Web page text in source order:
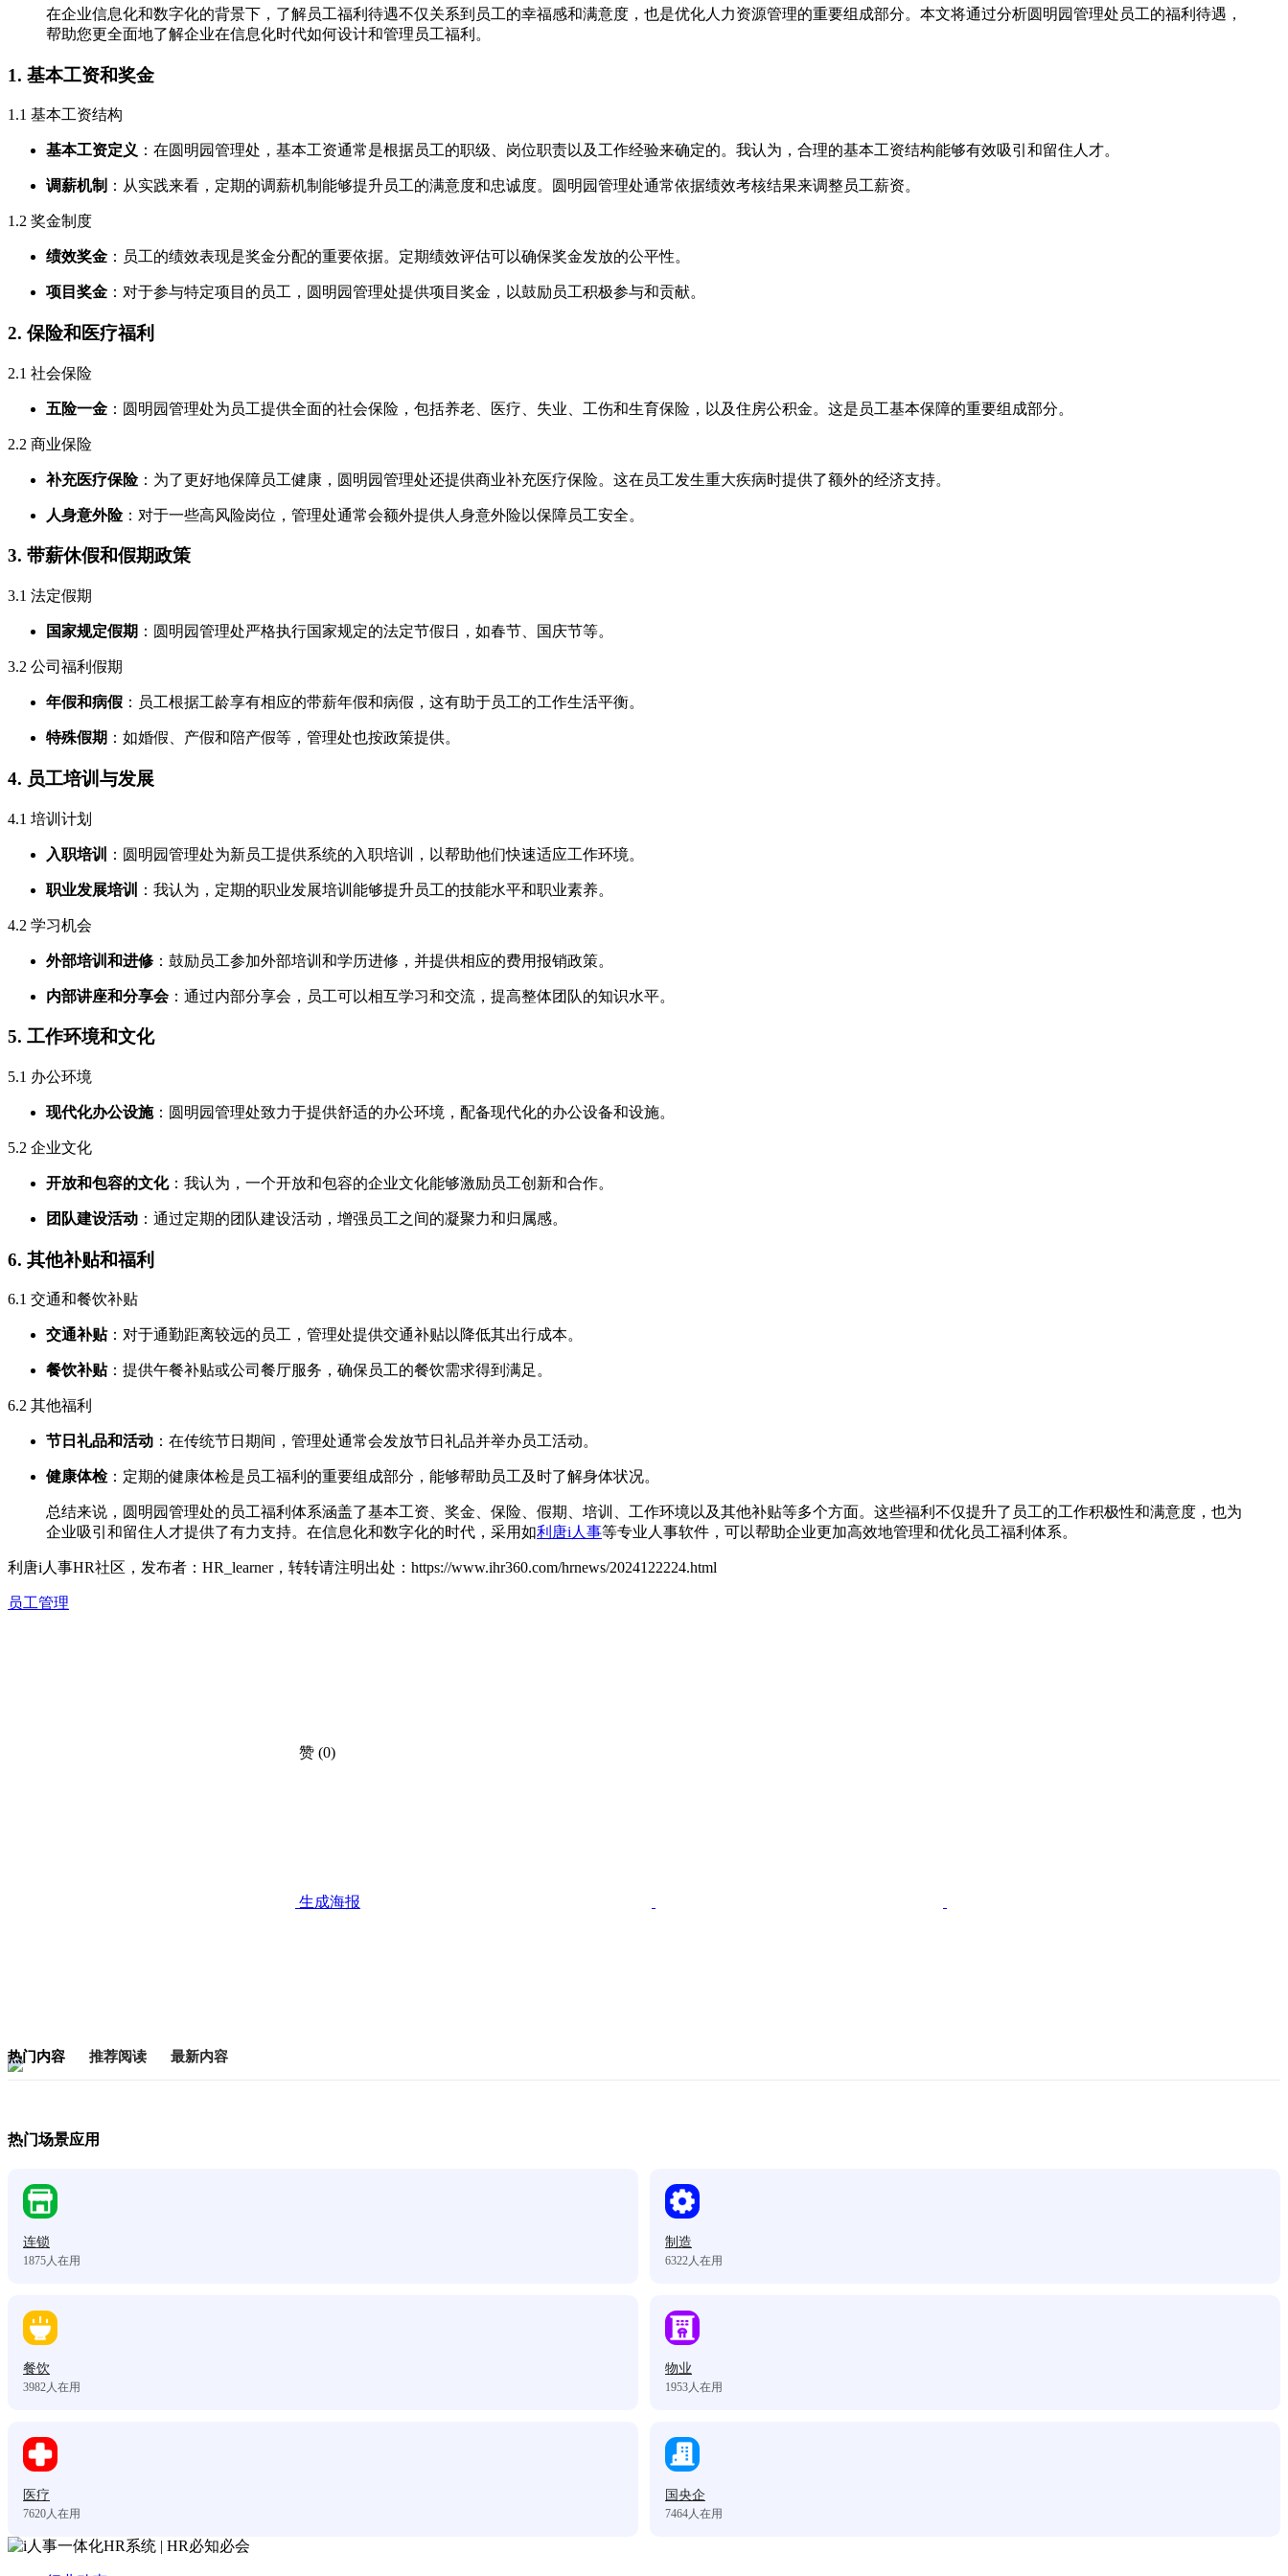
在企业信息化和数字化的背景下，了解员工福利待遇不仅关系到员工的幸福感和满意度，也是优化人力资源管理的重要组成部分。本文将通过分析圆明园管理处员工的福利待遇，
帮助您更全面地了解企业在信息化时代如何设计和管理员工福利。
1. 基本工资和奖金
1.1 基本工资结构
基本工资定义 ：在圆明园管理处，基本工资通常是根据员工的职级、岗位职责以及工作经验来确定的。我认为，合理的基本工资结构能够有效吸引和留住人才。
调薪机制 ：从实践来看，定期的调薪机制能够提升员工的满意度和忠诚度。圆明园管理处通常依据绩效考核结果来调整员工薪资。
1.2 奖金制度
绩效奖金 ：员工的绩效表现是奖金分配的重要依据。定期绩效评估可以确保奖金发放的公平性。
项目奖金 ：对于参与特定项目的员工，圆明园管理处提供项目奖金，以鼓励员工积极参与和贡献。
2. 保险和医疗福利
2.1 社会保险
五险一金 ：圆明园管理处为员工提供全面的社会保险，包括养老、医疗、失业、工伤和生育保险，以及住房公积金。这是员工基本保障的重要组成部分。
2.2 商业保险
补充医疗保险：为了更好地保障员工健康，圆明园管理处还提供商业补充医疗保险。这在员工发生重大疾病时提供了额外的经济支持。
人身意外险：对于一些高风险岗位，管理处通常会额外提供人身意外险以保障员工安全。
3. 带薪休假和假期政策
3.1 法定假期
国家规定假期 ：圆明园管理处严格执行国家规定的法定节假日，如春节、国庆节等。
3.2 公司福利假期
年假和病假 ：员工根据工龄享有相应的带薪年假和病假，这有助于员工的工作生活平衡。
特殊假期 ：如婚假、产假和陪产假等，管理处也按政策提供。
4. 员工培训与发展
4.1 培训计划
入职培训 ：圆明园管理处为新员工提供系统的入职培训，以帮助他们快速适应工作环境。
职业发展培训 ：我认为，定期的职业发展培训能够提升员工的技能水平和职业素养。
4.2 学习机会
外部培训和进修 ：鼓励员工参加外部培训和学历进修，并提供相应的费用报销政策。
内部讲座和分享会：通过内部分享会，员工可以相互学习和交流，提高整体团队的知识水平。
5. 工作环境和文化
5.1 办公环境
现代化办公设施：圆明园管理处致力于提供舒适的办公环境，配备现代化的办公设备和设施。
5.2 企业文化
开放和包容的文化：我认为，一个开放和包容的企业文化能够激励员工创新和合作。
团队建设活动 ：通过定期的团队建设活动，增强员工之间的凝聚力和归属感。
6. 其他补贴和福利
6.1 交通和餐饮补贴
交通补贴：对于通勤距离较远的员工，管理处提供交通补贴以降低其出行成本。
餐饮补贴：提供午餐补贴或公司餐厅服务，确保员工的餐饮需求得到满足。
6.2 其他福利
节日礼品和活动 ：在传统节日期间，管理处通常会发放节日礼品并举办员工活动。
健康体检：定期的健康体检是员工福利的重要组成部分，能够帮助员工及时了解身体状况。
总结来说，圆明园管理处的员工福利体系涵盖了基本工资、奖金、保险、假期、培训、工作环境以及其他补贴等多个方面。这些福利不仅提升了员工的工作积极性和满意度，也为
企业吸引和留住人才提供了有力支持。在信息化和数字化的时代，采用如利唐i人事等专业人事软件，可以帮助企业更加高效地管理和优化员工福利体系。
利唐i人事HR社区，发布者：HR_learner，转转请注明出处： https://www.ihr360.com/hrnews/2024122224.html
员工管理
赞 (0)
生成海报
热门内容 推荐阅读 最新内容
热门场景应用
连锁
1875人在用
制造
6322人在用
餐饮
3982人在用
物业
1953人在用
医疗
7620人在用
国央企
7464人在用